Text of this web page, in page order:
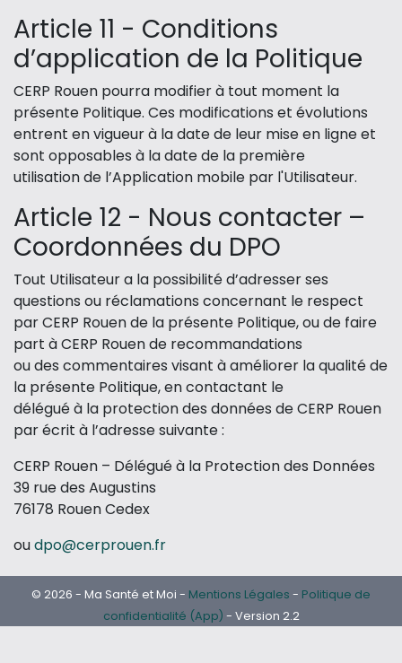
Article 11 - Conditions
d’application de la Politique
CERP Rouen pourra modifier à tout moment la
présente Politique. Ces modifications et évolutions
entrent en vigueur à la date de leur mise en ligne et
sont opposables à la date de la première
utilisation de l’Application mobile par l'Utilisateur.
Article 12 - Nous contacter –
Coordonnées du DPO
Tout Utilisateur a la possibilité d’adresser ses
questions ou réclamations concernant le respect
par CERP Rouen de la présente Politique, ou de faire
part à CERP Rouen de recommandations
ou des commentaires visant à améliorer la qualité de
la présente Politique, en contactant le
délégué à la protection des données de CERP Rouen
par écrit à l’adresse suivante :
CERP Rouen – Délégué à la Protection des Données
39 rue des Augustins
76178 Rouen Cedex
oudpo@cerprouen.fr
© 2026 - Ma Santé et Moi - Mentions Légales - Politique de
confidentialité (App) - Version 2.2